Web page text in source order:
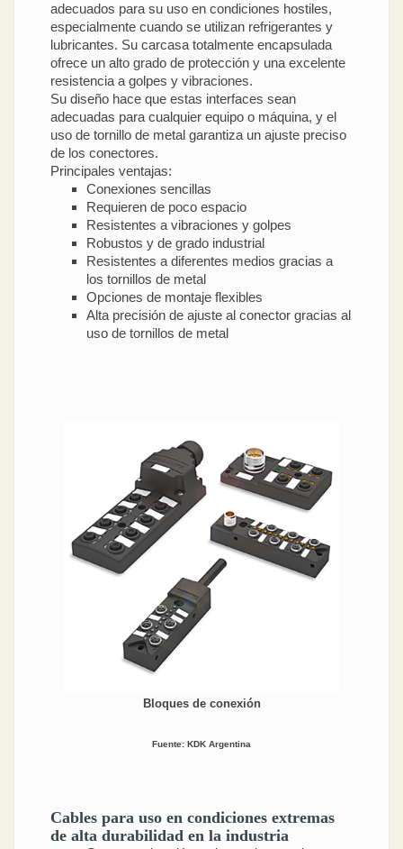
adecuados para su uso en condiciones hostiles,
especialmente cuando se utilizan refrigerantes y
lubricantes. Su carcasa totalmente encapsulada
ofrece un alto grado de protección y una excelente
resistencia a golpes y vibraciones.
Su diseño hace que estas interfaces sean
adecuadas para cualquier equipo o máquina, y el
uso de tornillo de metal garantiza un ajuste preciso
de los conectores.
Principales ventajas:
Conexiones sencillas
Requieren de poco espacio
Resistentes a vibraciones y golpes
Robustos y de grado industrial
Resistentes a diferentes medios gracias a
los tornillos de metal
Opciones de montaje flexibles
Alta precisión de ajuste al conector gracias al
uso de tornillos de metal
Bloques de conexión
Fuente: KDK Argentina
Cables para uso en condiciones extremas
de alta durabilidad en la industria